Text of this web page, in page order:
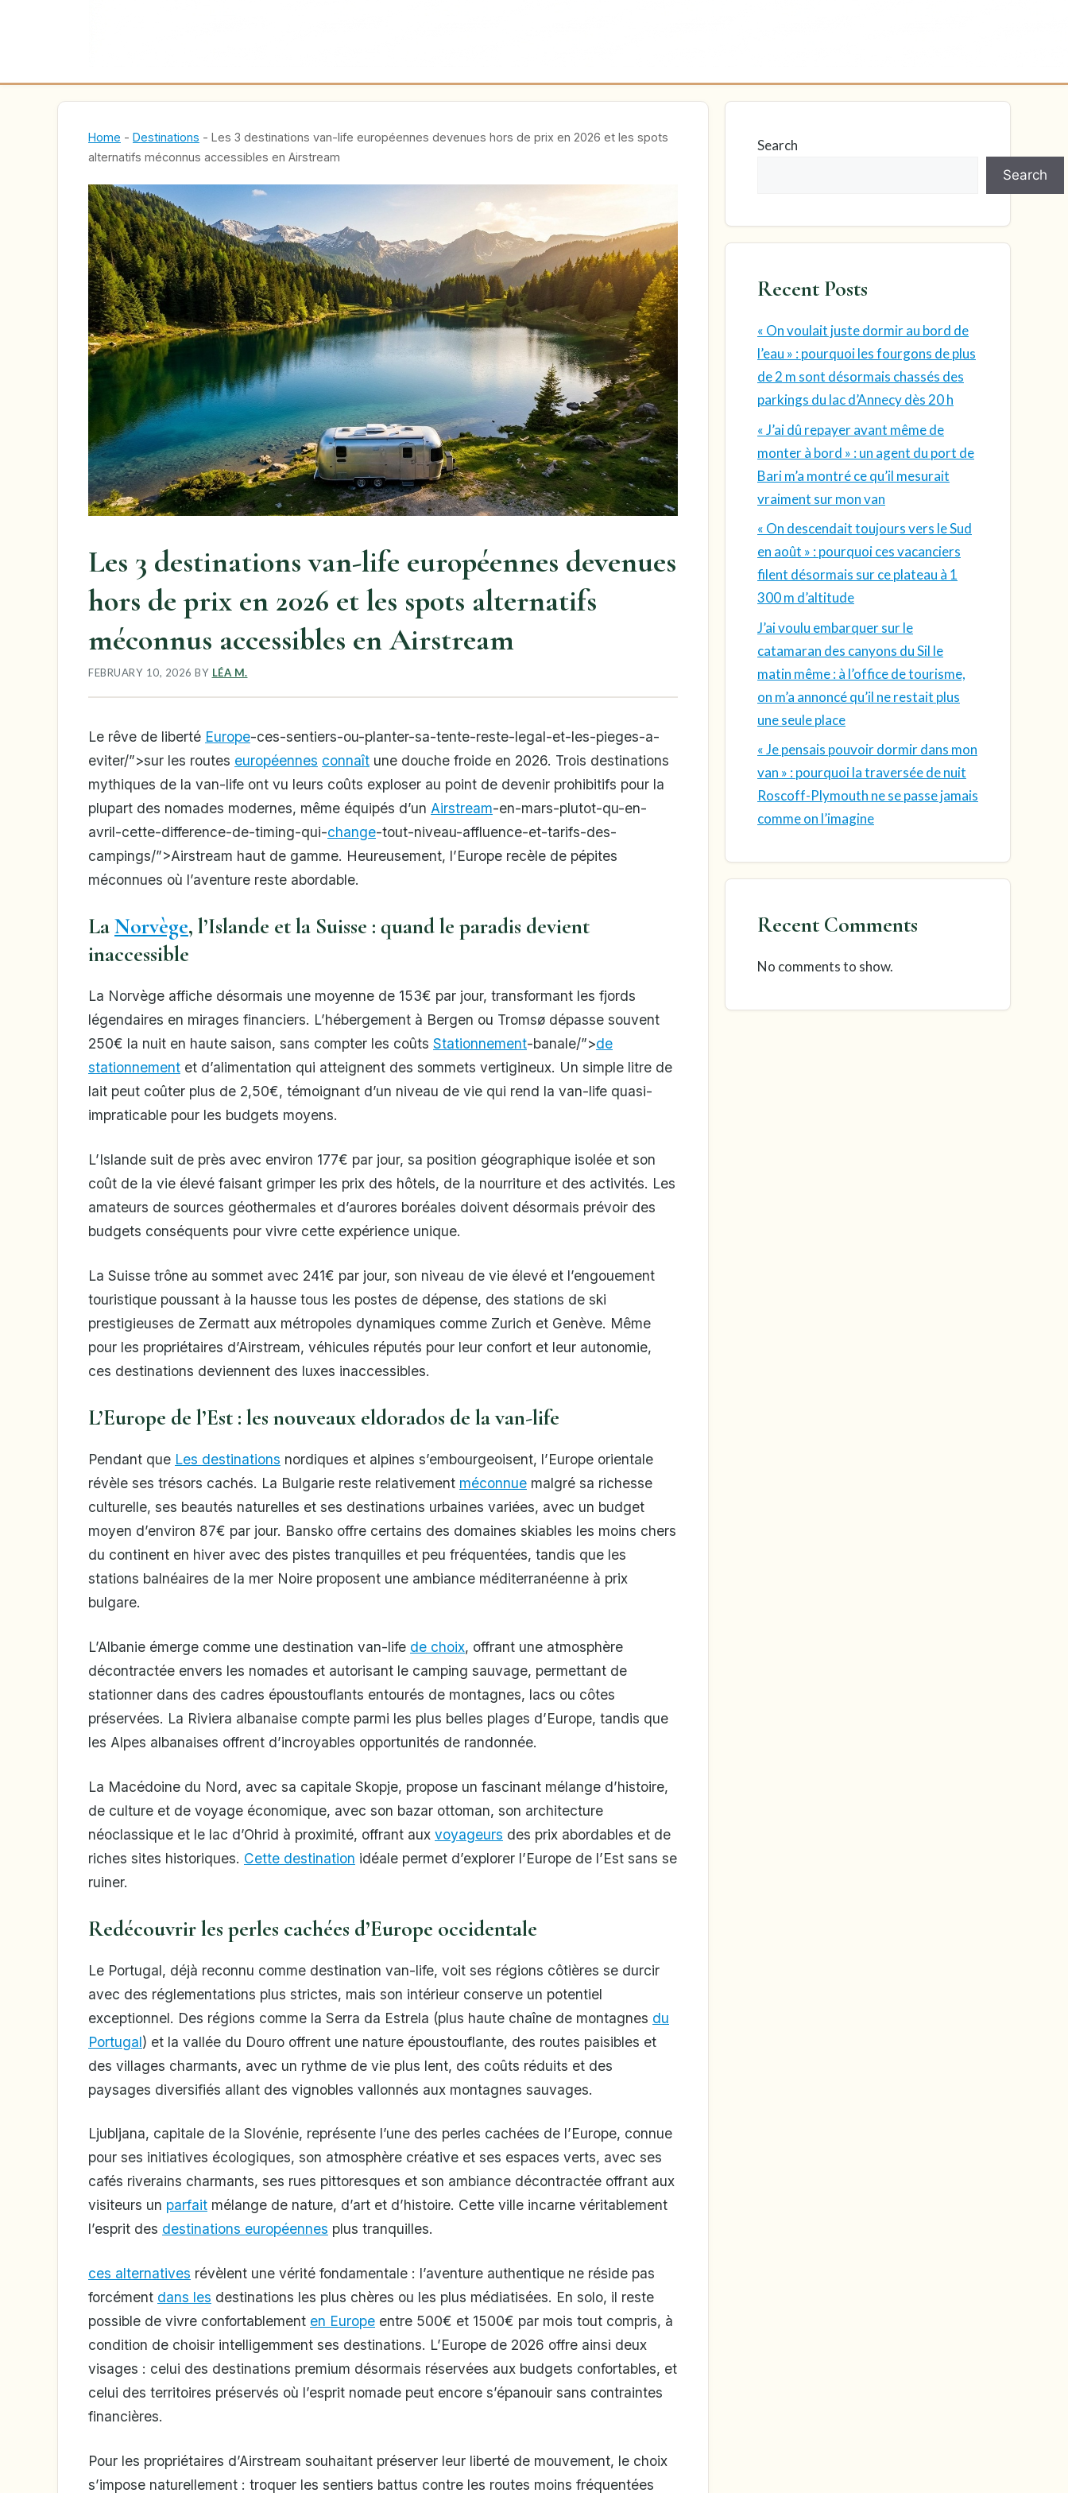
Home - Destinations - Les 3 destinations van-life européennes devenues hors de prix en 2026 et les spots
alternatifs méconnus accessibles en Airstream
Les 3 destinations van-life européennes devenues
hors de prix en 2026 et les spots alternatifs
méconnus accessibles en Airstream
FEBRUARY 10, 2026 BY LÉA M.
Le rêve de liberté Europe-ces-sentiers-ou-planter-sa-tente-reste-legal-et-les-pieges-a-
eviter/”>sur les routes européennes connaît une douche froide en 2026. Trois destinations
mythiques de la van-life ont vu leurs coûts exploser au point de devenir prohibitifs pour la
plupart des nomades modernes, même équipés d’un Airstream-en-mars-plutot-qu-en-
avril-cette-difference-de-timing-qui-change-tout-niveau-affluence-et-tarifs-des-
campings/”>Airstream haut de gamme. Heureusement, l’Europe recèle de pépites
méconnues où l’aventure reste abordable.
LaNorvège, l’Islande et la Suisse : quand le paradis devient
inaccessible
La Norvège affiche désormais une moyenne de 153€ par jour, transformant les fjords
légendaires en mirages financiers. L’hébergement à Bergen ou Tromsø dépasse souvent
250€ la nuit en haute saison, sans compter les coûts Stationnement-banale/”>de
stationnement et d’alimentation qui atteignent des sommets vertigineux. Un simple litre de
lait peut coûter plus de 2,50€, témoignant d’un niveau de vie qui rend la van-life quasi-
impraticable pour les budgets moyens.
L’Islande suit de près avec environ 177€ par jour, sa position géographique isolée et son
coût de la vie élevé faisant grimper les prix des hôtels, de la nourriture et des activités. Les
amateurs de sources géothermales et d’aurores boréales doivent désormais prévoir des
budgets conséquents pour vivre cette expérience unique.
La Suisse trône au sommet avec 241€ par jour, son niveau de vie élevé et l’engouement
touristique poussant à la hausse tous les postes de dépense, des stations de ski
prestigieuses de Zermatt aux métropoles dynamiques comme Zurich et Genève. Même
pour les propriétaires d’Airstream, véhicules réputés pour leur confort et leur autonomie,
ces destinations deviennent des luxes inaccessibles.
L’Europe de l’Est : les nouveaux eldorados de la van-life
Pendant que Les destinations nordiques et alpines s’embourgeoisent, l’Europe orientale
révèle ses trésors cachés. La Bulgarie reste relativement méconnue malgré sa richesse
culturelle, ses beautés naturelles et ses destinations urbaines variées, avec un budget
moyen d’environ 87€ par jour. Bansko offre certains des domaines skiables les moins chers
du continent en hiver avec des pistes tranquilles et peu fréquentées, tandis que les
stations balnéaires de la mer Noire proposent une ambiance méditerranéenne à prix
bulgare.
L’Albanie émerge comme une destination van-life de choix, offrant une atmosphère
décontractée envers les nomades et autorisant le camping sauvage, permettant de
stationner dans des cadres époustouflants entourés de montagnes, lacs ou côtes
préservées. La Riviera albanaise compte parmi les plus belles plages d’Europe, tandis que
les Alpes albanaises offrent d’incroyables opportunités de randonnée.
La Macédoine du Nord, avec sa capitale Skopje, propose un fascinant mélange d’histoire,
de culture et de voyage économique, avec son bazar ottoman, son architecture
néoclassique et le lac d’Ohrid à proximité, offrant aux voyageurs des prix abordables et de
riches sites historiques. Cette destination idéale permet d’explorer l’Europe de l’Est sans se
ruiner.
Redécouvrir les perles cachées d’Europe occidentale
Le Portugal, déjà reconnu comme destination van-life, voit ses régions côtières se durcir
avec des réglementations plus strictes, mais son intérieur conserve un potentiel
exceptionnel. Des régions comme la Serra da Estrela (plus haute chaîne de montagnes du
Portugal) et la vallée du Douro offrent une nature époustouflante, des routes paisibles et
des villages charmants, avec un rythme de vie plus lent, des coûts réduits et des
paysages diversifiés allant des vignobles vallonnés aux montagnes sauvages.
Ljubljana, capitale de la Slovénie, représente l’une des perles cachées de l’Europe, connue
pour ses initiatives écologiques, son atmosphère créative et ses espaces verts, avec ses
cafés riverains charmants, ses rues pittoresques et son ambiance décontractée offrant aux
visiteurs un parfait mélange de nature, d’art et d’histoire. Cette ville incarne véritablement
l’esprit des destinations européennes plus tranquilles.
ces alternatives révèlent une vérité fondamentale : l’aventure authentique ne réside pas
forcément dans les destinations les plus chères ou les plus médiatisées. En solo, il reste
possible de vivre confortablement en Europe entre 500€ et 1500€ par mois tout compris, à
condition de choisir intelligemment ses destinations. L’Europe de 2026 offre ainsi deux
visages : celui des destinations premium désormais réservées aux budgets confortables, et
celui des territoires préservés où l’esprit nomade peut encore s’épanouir sans contraintes
financières.
Pour les propriétaires d’Airstream souhaitant préserver leur liberté de mouvement, le choix
s’impose naturellement : troquer les sentiers battus contre les routes moins fréquentées
Search
Search
Recent Posts
« On voulait juste dormir au bord de
l’eau » : pourquoi les fourgons de plus
de 2 m sont désormais chassés des
parkings du lac d’Annecy dès 20 h
« J’ai dû repayer avant même de
monter à bord » : un agent du port de
Bari m’a montré ce qu’il mesurait
vraiment sur mon van
« On descendait toujours vers le Sud
en août » : pourquoi ces vacanciers
filent désormais sur ce plateau à 1
300 m d’altitude
J’ai voulu embarquer sur le
catamaran des canyons du Sil le
matin même : à l’office de tourisme,
on m’a annoncé qu’il ne restait plus
une seule place
« Je pensais pouvoir dormir dans mon
van » : pourquoi la traversée de nuit
Roscoff-Plymouth ne se passe jamais
comme on l’imagine
Recent Comments
No comments to show.